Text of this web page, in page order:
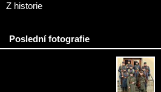
Z historie
Poslední fotografie